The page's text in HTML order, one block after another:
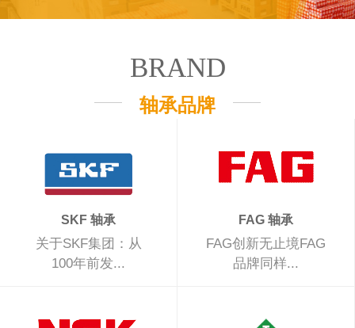
BRAND
轴承品牌
SKF 轴承
关于SKF集团：从
100年前发...
FAG 轴承
FAG创新无止境FAG
品牌同样...